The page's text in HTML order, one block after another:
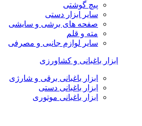
پیچ گوشتی
سایر ابزار دستی
صفحه های برشی و سایشی
مته و قلم
سایر لوازم جانبی و مصرفی
ابزار باغبانی و کشاورزی
ابزار باغبانی برقی و شارژی
ابزار باغبانی دستی
ابزار باغبانی موتوری